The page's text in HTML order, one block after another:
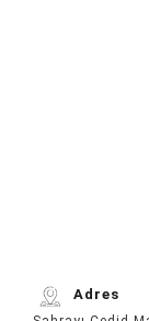
Adres